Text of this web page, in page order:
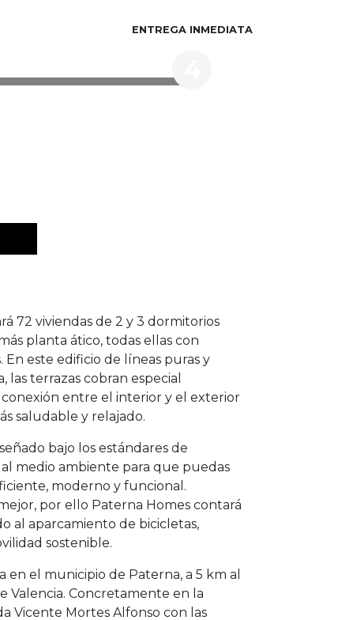
ENTREGA INMEDIATA
72 viviendas de 2 y 3 dormitorios
planta ático, todas ellas con
En este edificio de líneas puras y
terrazas cobran especial
entre el interior y el exterior
saludable y relajado.
bajo los estándares de
medio ambiente para que puedas
moderno y funcional.
por ello Paterna Homes contará
al aparcamiento de bicicletas,
sostenible.
en el municipio de Paterna, a 5 km al
Valencia. Concretamente en la
Vicente Mortes Alfonso con las